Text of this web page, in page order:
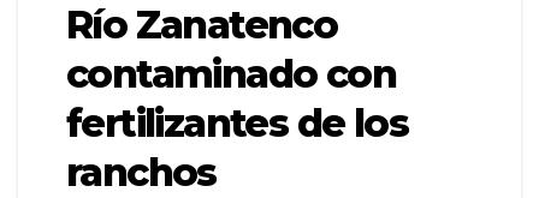
Río Zanatenco
contaminado con
fertilizantes de los
ranchos